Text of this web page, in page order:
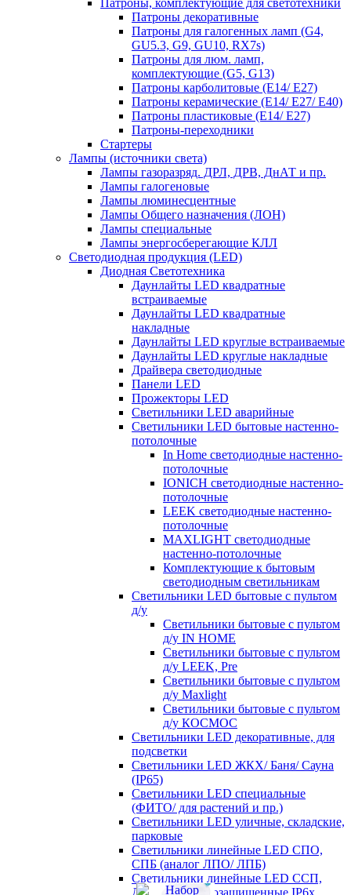
Патроны, комплектующие для светотехники
Патроны декоративные
Патроны для галогенных ламп (G4,
GU5.3, G9, GU10, RX7s)
Патроны для люм. ламп,
комплектующие (G5, G13)
Патроны карболитовые (E14/ E27)
Патроны керамические (E14/ E27/ E40)
Патроны пластиковые (E14/ E27)
Патроны-переходники
Стартеры
Лампы (источники света)
Лампы газоразряд. ДРЛ, ДРВ, ДнАТ и пр.
Лампы галогеновые
Лампы люминесцентные
Лампы Общего назначения (ЛОН)
Лампы специальные
Лампы энергосберегающие КЛЛ
Светодиодная продукция (LED)
Диодная Светотехника
Даунлайты LED квадратные
встраиваемые
Даунлайты LED квадратные
накладные
Даунлайты LED круглые встраиваемые
Даунлайты LED круглые накладные
Драйвера светодиодные
Панели LED
Прожекторы LED
Светильники LED аварийные
Светильники LED бытовые настенно-
потолочные
In Home светодиодные настенно-
потолочные
IONICH светодиодные настенно-
потолочные
LEEK светодиодные настенно-
потолочные
MAXLIGHT светодиодные
настенно-потолочные
Комплектующие к бытовым
светодиодным светильникам
Светильники LED бытовые с пультом
д/у
Светильники бытовые с пультом
д/у IN HOME
Светильники бытовые с пультом
д/у LEEK, Pre
Светильники бытовые с пультом
д/у Maxlight
Светильники бытовые с пультом
д/у КОСМОС
Светильники LED декоративные, для
подсветки
Светильники LED ЖКХ/ Баня/ Сауна
(IP65)
Светильники LED специальные
(ФИТО/ для растений и пр.)
Светильники LED уличные, складские,
парковые
Светильники линейные LED СПО,
СПБ (аналог ЛПО/ ЛПБ)
Светильники линейные LED ССП,